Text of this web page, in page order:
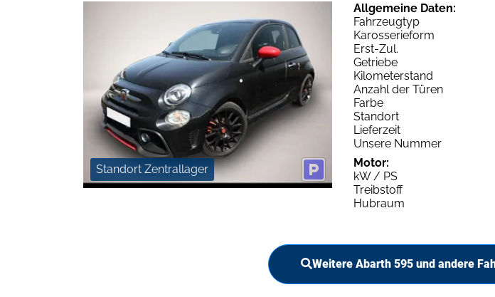
Standort Zentrallager
Allgemeine Daten:
Fahrzeugtyp
Karosserieform
Erst-Zul.
Getriebe
Kilometerstand
Anzahl der Türen
Farbe
Standort
Lieferzeit
Unsere Nummer
Motor:
kW / PS
Treibstoff
Hubraum
Weitere Abarth 595 und andere